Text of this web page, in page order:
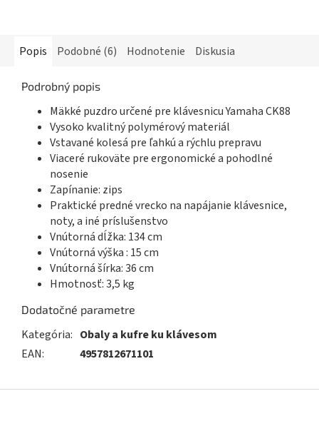
Popis Podobné (6) Hodnotenie Diskusia
Podrobný popis
Mäkké puzdro určené pre klávesnicu Yamaha CK88
Vysoko kvalitný polymérový materiál
Vstavané kolesá pre ľahkú a rýchlu prepravu
Viaceré rukoväte pre ergonomické a pohodlné
nosenie
Zapínanie: zips
Praktické predné vrecko na napájanie klávesnice,
noty, a iné príslušenstvo
Vnútorná dĺžka: 134 cm
Vnútorná výška : 15 cm
Vnútorná šírka: 36 cm
Hmotnosť: 3,5 kg
Dodatočné parametre
Kategória: Obaly a kufre ku klávesom
EAN: 4957812671101